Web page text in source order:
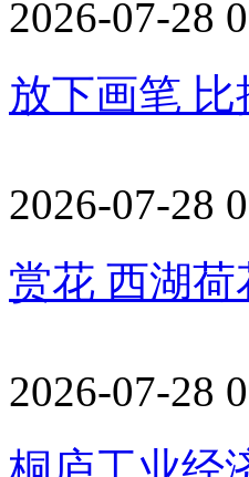
2026-07-28
放下画笔
2026-07-28
赏花 西湖荷
2026-07-28